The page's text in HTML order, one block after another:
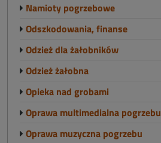
Namioty pogrzebowe
Odszkodowania, finanse
Odzież dla żałobników
Odzież żałobna
Opieka nad grobami
Oprawa multimedialna pogrzebu
Oprawa muzyczna pogrzebu